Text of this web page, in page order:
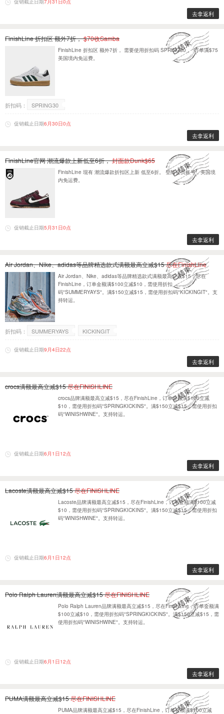
促销截止日期7月31日0点
去拿返利
FinishLine 折扣区 额外7折，$70收Samba
FinishLine 折扣区 额外7折， 需要使用折扣码 SPRING30 。 订单满$75
美国境内免运费。
折扣码： SPRING30
促销截止日期6月30日0点
去拿返利
FinishLine官网 潮流爆款上新低至6折，封面款Dunk$65
FinishLine 现有 潮流爆款折扣区上新 低至6折。 登陆会员账号，美国境
内免运费。
促销截止日期5月31日0点
去拿返利
Air Jordan、Nike、adidas等品牌精选款式满额最高立减$15尽在FinishLine
Air Jordan、Nike、adidas等品牌精选款式满额最高立减$15，尽在
FinishLine，订单金额满$100立减$10，需使用折扣
码"SUMMERYAYS"。满$150立减$15，需使用折扣码"KICKINGIT"。支
持转运。
折扣码： SUMMERYAYS KICKINGIT
促销截止日期9月4日22点
去拿返利
crocs满额最高立减$15尽在FINISHLINE
crocs品牌满额最高立减$15，尽在FinishLine，订单金额满$100立减
$10，需使用折扣码"SPRINGKICKINS"。满$150立减$15，需使用折扣
码"WINISHWINE"。支持转运。
促销截止日期6月1日12点
去拿返利
Lacoste满额最高立减$15尽在FINISHLINE
Lacoste品牌满额最高立减$15，尽在FinishLine，订单金额满$100立减
$10，需使用折扣码"SPRINGKICKINS"。满$150立减$15，需使用折扣
码"WINISHWINE"。支持转运。
促销截止日期6月1日12点
去拿返利
Polo Ralph Lauren满额最高立减$15尽在FINISHLINE
Polo Ralph Lauren品牌满额最高立减$15，尽在FinishLine，订单金额满
$100立减$10，需使用折扣码"SPRINGKICKINS"。满$150立减$15，需
使用折扣码"WINISHWINE"。支持转运。
促销截止日期6月1日12点
去拿返利
PUMA满额最高立减$15尽在FINISHLINE
PUMA品牌满额最高立减$15，尽在FinishLine，订单金额满$100立减